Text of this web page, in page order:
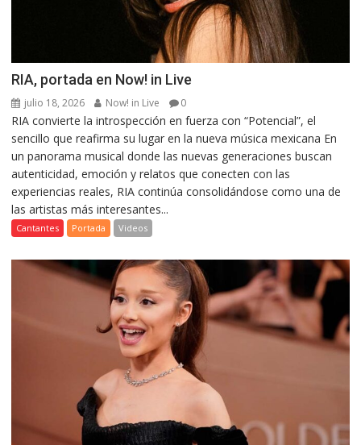
RIA, portada en Now! in Live
julio 18, 2026 Now! in Live 0
RIA convierte la introspección en fuerza con “Potencial”, el
sencillo que reafirma su lugar en la nueva música mexicana En
un panorama musical donde las nuevas generaciones buscan
autenticidad, emoción y relatos que conecten con las
experiencias reales, RIA continúa consolidándose como una de
las artistas más interesantes...
Cantantes Portada Videos